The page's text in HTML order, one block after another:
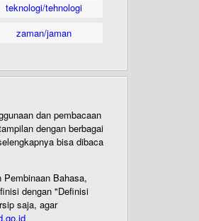
teknologi/tehnologi
zaman/jaman
dan pembacaan
dengan berbagai
bisa dibaca
Bahasa,
dengan "Definisi
saja, agar